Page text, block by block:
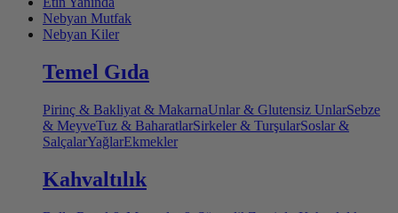
Nebyan Mutfak
Nebyan Kiler
Temel Gıda
Pirinç & Bakliyat & MakarnaUnlar & Glutensiz UnlarSebze
& MeyveTuz & BaharatlarSirkeler & TurşularSoslar &
SalçalarYağlarEkmekler
Kahvaltılık